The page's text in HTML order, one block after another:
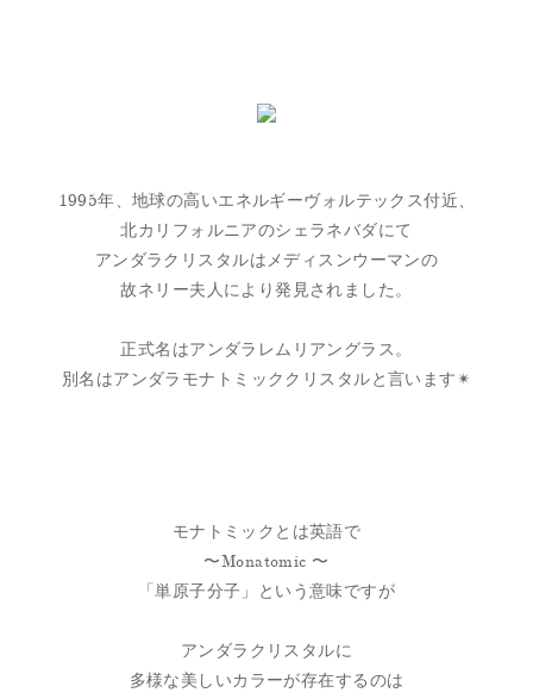
1995年、地球の高いエネルギーヴォルテックス付近、
北カリフォルニアのシェラネバダにて
アンダラクリスタルはメディスンウーマンの
故ネリー夫人により発見されました。
正式名はアンダラレムリアングラス。
別名はアンダラモナトミッククリスタルと言います✴︎
モナトミックとは英語で
〜Monatomic 〜
「単原子分子」という意味ですが
アンダラクリスタルに
多様な美しいカラーが存在するのは